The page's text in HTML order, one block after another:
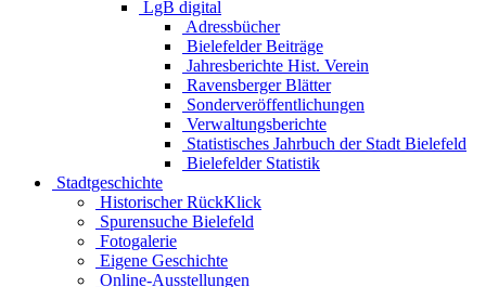
LgB digital
Adressbücher
Bielefelder Beiträge
Jahresberichte Hist. Verein
Ravensberger Blätter
Sonderveröffentlichungen
Verwaltungsberichte
Statistisches Jahrbuch der Stadt Bielefeld
Bielefelder Statistik
Stadtgeschichte
Historischer RückKlick
Spurensuche Bielefeld
Fotogalerie
Eigene Geschichte
Online-Ausstellungen